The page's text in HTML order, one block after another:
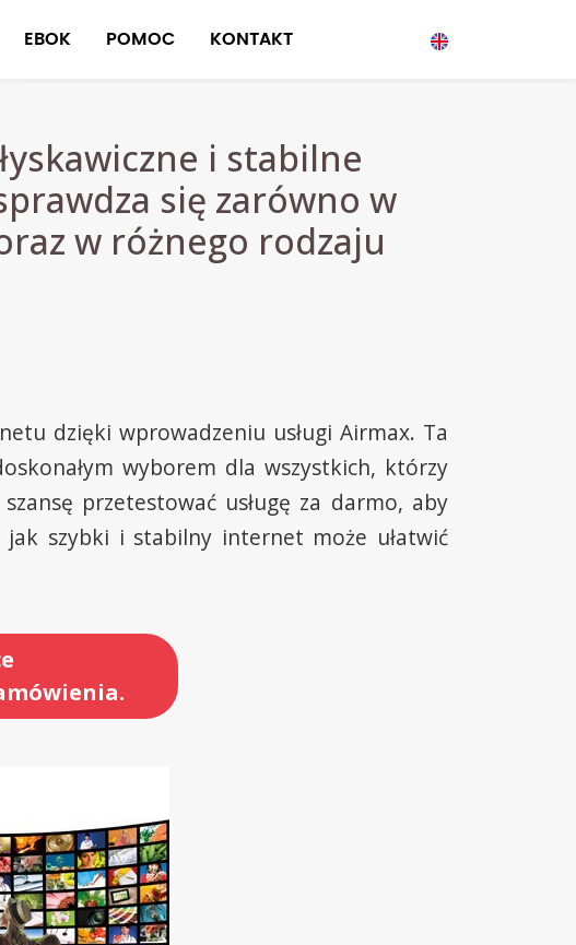
EBOK POMOC KONTAKT
i stabilne
się zarówno w
w różnego rodzaju
dzięki wprowadzeniu usługi Airmax. Ta
wyborem dla wszystkich, którzy
przetestować usługę za darmo, aby
szybki i stabilny internet może ułatwić